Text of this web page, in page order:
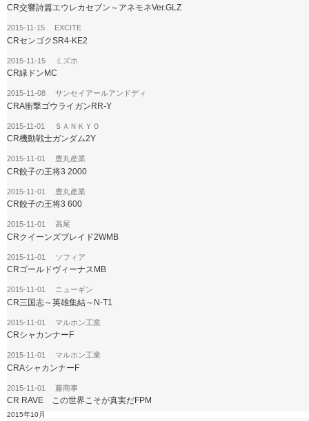
CR交響詩篇エウレカセブン～アネモネVer.GLZ
2015-11-15 EXCITE
CRセンゴクSR4-KE2
2015-11-15 ミズホ
CR緑ドンMC
2015-11-08 サンセイアールアンドディ
CRA衝撃ゴウライガンRR-Y
2015-11-01 ＳＡＮＫＹＯ
CR機動戦士ガンダム2Y
2015-11-01 豊丸産業
CR餃子の王将3 2000
2015-11-01 豊丸産業
CR餃子の王将3 600
2015-11-01 高尾
CRクイーンズブレイド2WMB
2015-11-01 ソフィア
CRゴールドヴィーナスMB
2015-11-01 ニューギン
CR三国志～英雄集結～N-T1
2015-11-01 マルホン工業
CRシャカンナーF
2015-11-01 マルホン工業
CRAシャカンナーF
2015-11-01 藤商事
CR RAVE この世界こそが真実だFPM
2015年10月